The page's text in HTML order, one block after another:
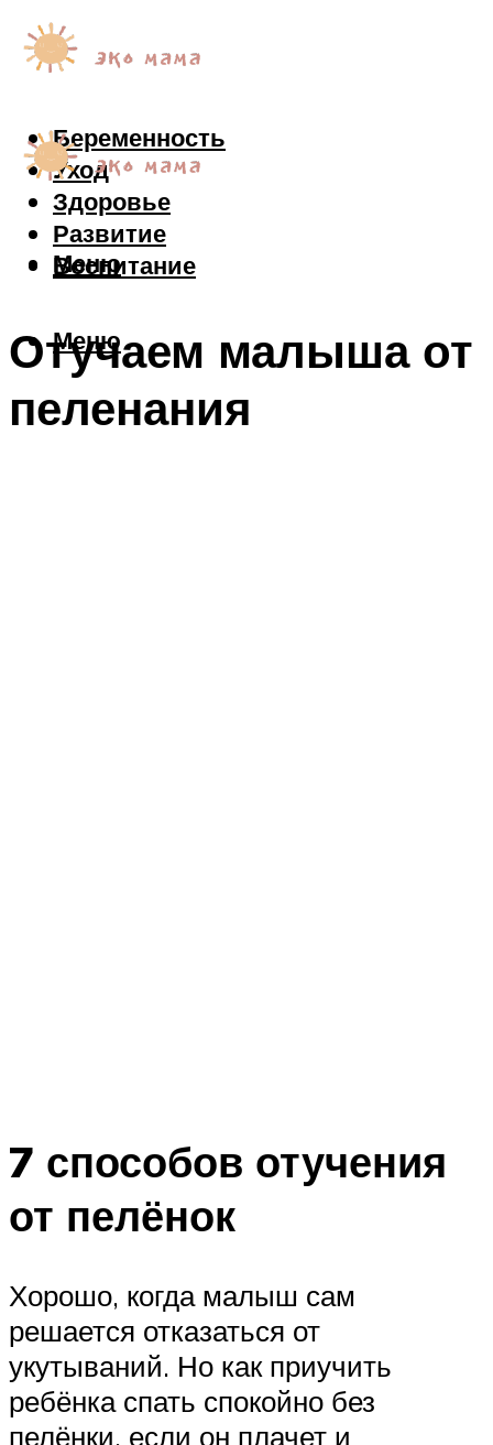
Беременность
Уход
Здоровье
Развитие
Воспитание
Меню
Меню
Отучаем малыша от
пеленания
7 способов отучения
от пелёнок
Хорошо, когда малыш сам
решается отказаться от
укутываний. Но как приучить
ребёнка спать спокойно без
пелёнки, если он плачет и